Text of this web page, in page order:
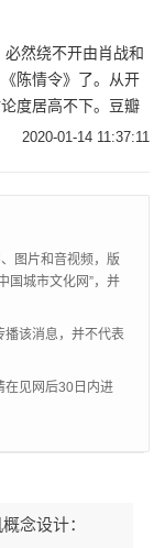
然绕不开由肖战和
陈情令》了。从开
度居高不下。豆瓣
路涨到8.2分，实力
2020-01-14 11:37:11
图片和音视频，版
国城市文化网”，并
播该消息，并不代表
在见网后30日内进
念设计：